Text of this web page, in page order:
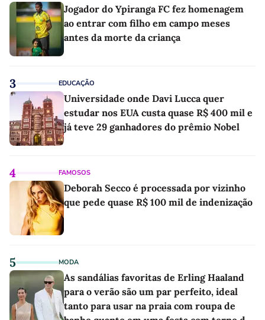
Jogador do Ypiranga FC fez homenagem
ao entrar com filho em campo meses
antes da morte da criança
3 EDUCAÇÃO
Universidade onde Davi Lucca quer
estudar nos EUA custa quase R$ 400 mil e
já teve 29 ganhadores do prêmio Nobel
4 FAMOSOS
Deborah Secco é processada por vizinho
que pede quase R$ 100 mil de indenização
5 MODA
As sandálias favoritas de Erling Haaland
para o verão são um par perfeito, ideal
tanto para usar na praia com roupa de